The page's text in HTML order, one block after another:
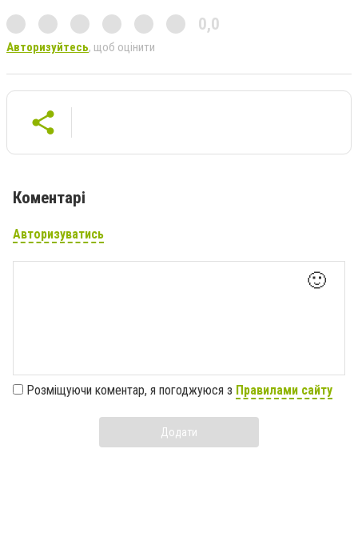
0,0
Авторизуйтесь, щоб оцінити
Коментарі
Авторизуватись
🙂
Розміщуючи коментар, я погоджуюся з Правилами сайту
Додати